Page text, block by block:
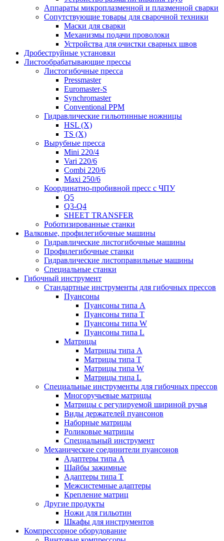
Аппараты микроплазменной и плазменной сварки
Сопутствующие товары для сварочной техники
Маски для сварки
Механизмы подачи проволоки
Устройства для очистки сварных швов
Дробеструйные установки
Листообрабатывающие прессы
Листогибочные пресса
Pressmaster
Euromaster-S
Synchromaster
Conventional PPM
Гидравлические гильотинные ножницы
HSL (X)
TS (X)
Вырубные пресса
Mini 220/4
Vari 220/6
Combi 220/6
Maxi 250/6
Координатно-пробивной пресс с ЧПУ
Q5
Q3-Q4
SHEET TRANSFER
Роботизированные станки
Валковые, профилегибочные машины
Гидравлические листогибочные машины
Профилегибочные станки
Гидравлические листоправильные машины
Специальные станки
Гибочный инструмент
Стандартные инструменты для гибочных прессов
Пуансоны
Пуансоны типа A
Пуансоны типа T
Пуансоны типа W
Пуансоны типа L
Матрицы
Матрицы типа A
Матрицы типа T
Матрицы типа W
Матрицы типа L
Специальные инструменты для гибочных прессов
Многоручьевые матрицы
Матрицы с регулируемой шириной ручья
Виды держателей пуансонов
Наборные матрицы
Роликовые матрицы
Специальный инструмент
Механические соединители пуансонов
Адаптеры типа A
Шайбы зажимные
Адаптеры типа T
Межсистемные адаптеры
Крепление матриц
Другие продукты
Ножи для гильотин
Шкафы для инструментов
Компрессорное оборудование